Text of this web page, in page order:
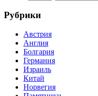
Рубрики
Австрия
Англия
Болгария
Германия
Израиль
Китай
Норвегия